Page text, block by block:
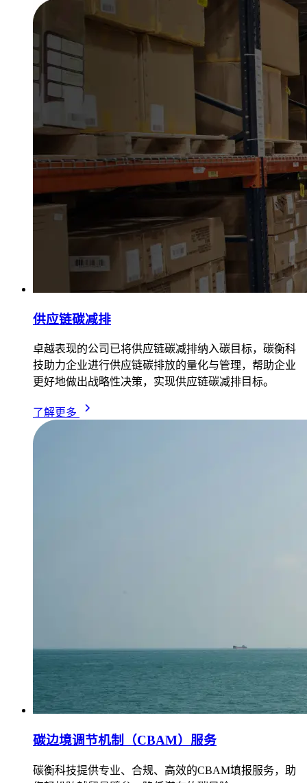
供应链碳减排
卓越表现的公司已将供应链碳减排纳入碳目标，碳衡科
技助力企业进行供应链碳排放的量化与管理，帮助企业
更好地做出战略性决策，实现供应链碳减排目标。
了解更多
碳边境调节机制（CBAM）服务
碳衡科技提供专业、合规、高效的CBAM填报服务，助